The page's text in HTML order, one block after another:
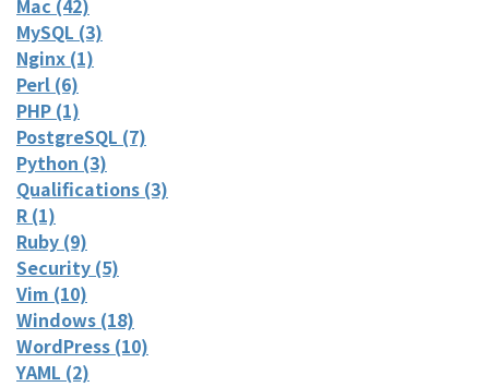
Mac (42)
MySQL (3)
Nginx (1)
Perl (6)
PHP (1)
PostgreSQL (7)
Python (3)
Qualifications (3)
R (1)
Ruby (9)
Security (5)
Vim (10)
Windows (18)
WordPress (10)
YAML (2)